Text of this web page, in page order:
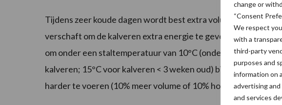
change or
“Consent
We respect
with a
third-party
purposes and
information on
advertising
and services
Tijdens zeer koude dagen wordt best extra volume melk en/
verschaft om de kalveren extra energie te geven om de koude
om onder een staltemperatuur van 10°C (ondergrens van de
kalveren; 15°C voor kalveren < 3 weken oud) bij iedere daling
harder te voeren (10% meer volume of 10% hogere